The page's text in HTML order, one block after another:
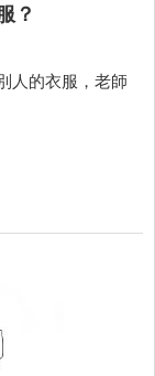
？
人的衣服，老師